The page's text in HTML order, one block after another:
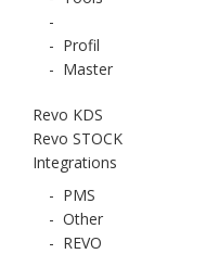
-
- Profil
- Master
Revo KDS
Revo STOCK
Integrations
- PMS
- Other
- REVO